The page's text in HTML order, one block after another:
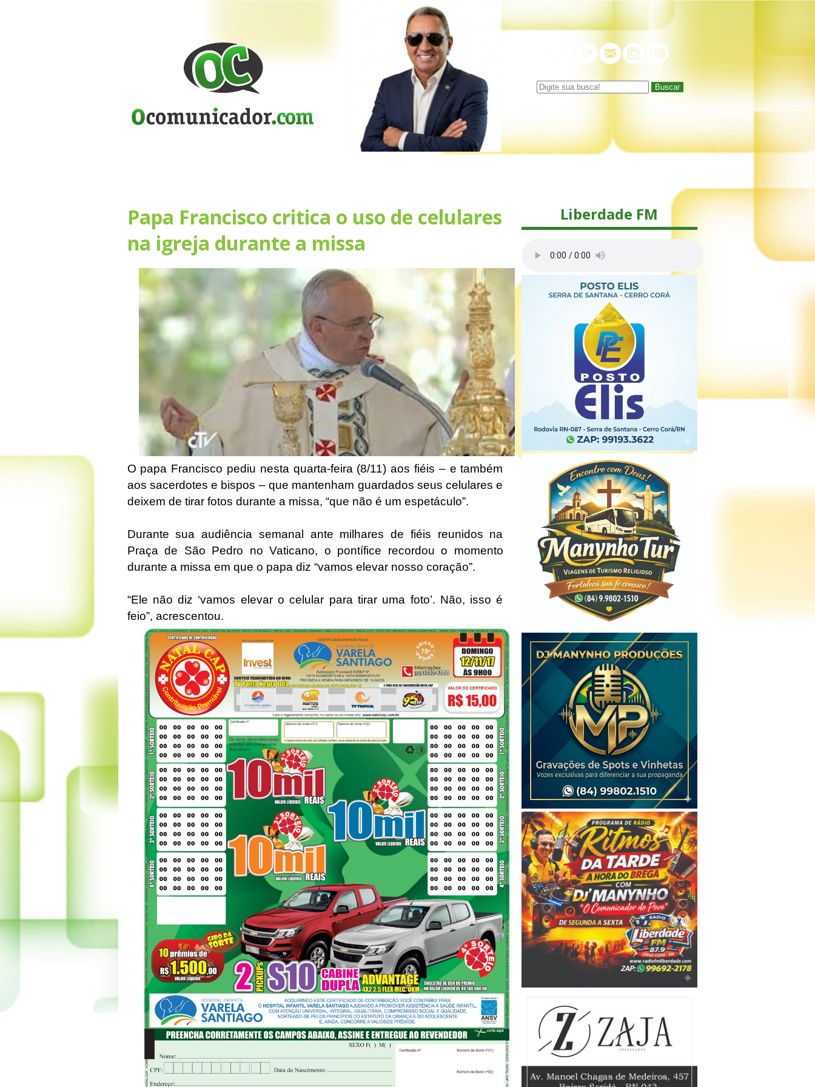
Buscar
Papa Francisco critica o uso de celulares
na igreja durante a missa
O papa Francisco pediu nesta quarta-feira (8/11) aos fiéis – e também
aos sacerdotes e bispos – que mantenham guardados seus celulares e
deixem de tirar fotos durante a missa, “que não é um espetáculo”.
Durante sua audiência semanal ante milhares de fiéis reunidos na
Praça de São Pedro no Vaticano, o pontífice recordou o momento
durante a missa em que o papa diz “vamos elevar nosso coração”.
“Ele não diz ‘vamos elevar o celular para tirar uma foto’. Não, isso é
feio”, acrescentou.
Liberdade FM